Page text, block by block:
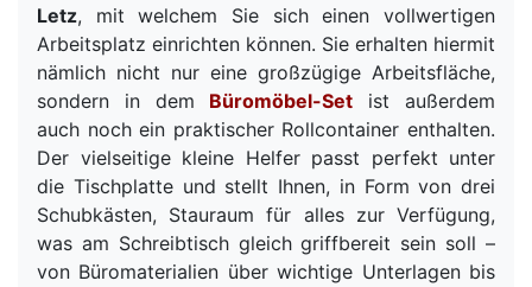
Letz, mit welchem Sie sich einen vollwertigen
Arbeitsplatz einrichten können. Sie erhalten hiermit
nämlich nicht nur eine großzügige Arbeitsfläche,
sondern in dem Büromöbel-Set ist außerdem
auch noch ein praktischer Rollcontainer enthalten.
Der vielseitige kleine Helfer passt perfekt unter
die Tischplatte und stellt Ihnen, in Form von drei
Schubkästen, Stauraum für alles zur Verfügung,
was am Schreibtisch gleich griffbereit sein soll –
von Büromaterialien über wichtige Unterlagen bis